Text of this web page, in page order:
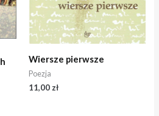
Wiersze pierwsze
Poezja
11,00zł